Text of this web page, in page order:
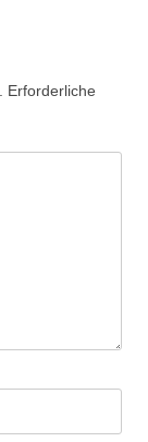
Erforderliche